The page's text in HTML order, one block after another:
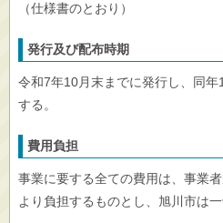
（仕様書のとおり）
発行及び配布時期
令和7年10月末までに発行し、同
する。
費用負担
事業に要する全ての費用は、事業
より負担するものとし、旭川市は